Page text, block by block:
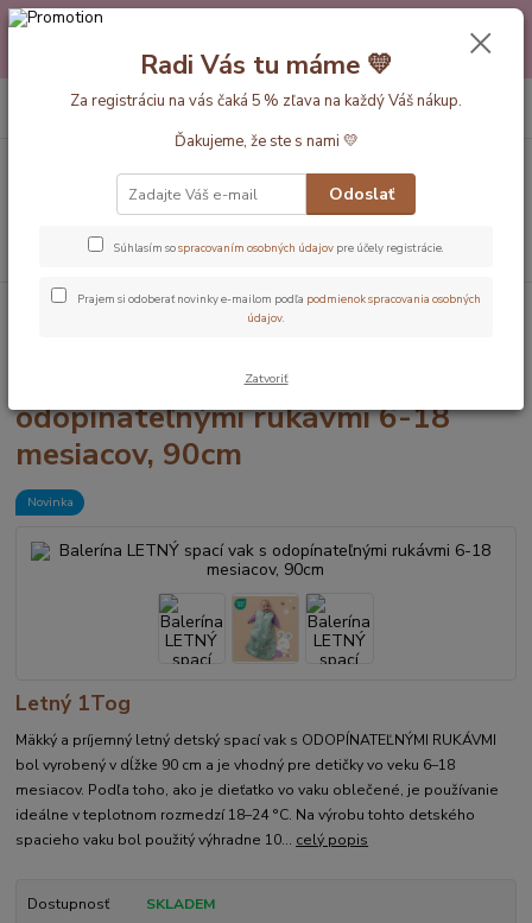
Máte nejakú otázku alebo váhate s výberom? Neváhajte a zavolajte
pokojne aj večer alebo cez víkend. Sme tu pre Vás.💛 Petra a babička
Monička
EUR
Hľadať
+420 777 610 855
Dĺžka vaku 90cm(6-18mesiacov) Letné - 1 Tog
Balerína LETNÝ
spací vak s odopínateľnými rukávmi 6-18 mesiacov, 90cm
Balerína LETNÝ spací vak s
odopínateľnými rukávmi 6-18
mesiacov, 90cm
Novinka
Letný 1Tog
Mäkký a príjemný letný detský spací vak s ODOPÍNATEĽNÝMI RUKÁVMI
bol vyrobený v dĺžke 90 cm a je vhodný pre detičky vo veku 6–18
mesiacov. Podľa toho, ako je dieťatko vo vaku oblečené, je používanie
ideálne v teplotnom rozmedzí 18–24 °C. Na výrobu tohto detského
spacieho vaku bol použitý výhradne 10... celý popis
Dostupnosť SKLADEM
Radi Vás tu máme 💛
Za registráciu na vás čaká 5 % zľava na každý Váš nákup.
Ďakujeme, že ste s nami 💛
Odoslať
Súhlasím sospracovaním osobných údajov pre účely registrácie.
Prajem si odoberať novinky e-mailom podľa podmienok spracovania osobných
údajov.
Zatvoriť